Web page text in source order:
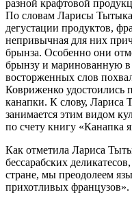
разной крафтовой
По словам Ларисы
дегустации продуктов,
непривычная для них
брынза. Особенно они
брынзу и маринованную
восторженных слов
Ковриженко удостоились
канапки. К слову, Лариса
занимается этим видом
по счету книгу «Канапка
Как отметила Лариса
бессарабских
стране, мы преодолеем
прихотливых французов».